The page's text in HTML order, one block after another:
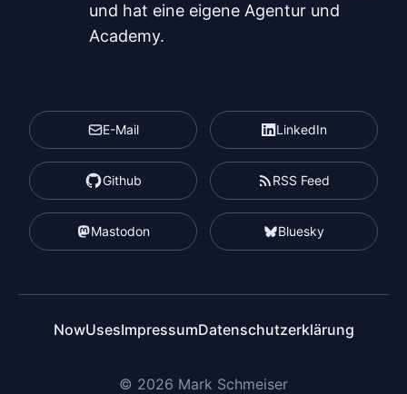
und hat eine eigene Agentur und
Academy.
E-Mail LinkedIn
Github RSS Feed
Mastodon Bluesky
NowUsesImpressumDatenschutzerklärung
© 2026 Mark Schmeiser